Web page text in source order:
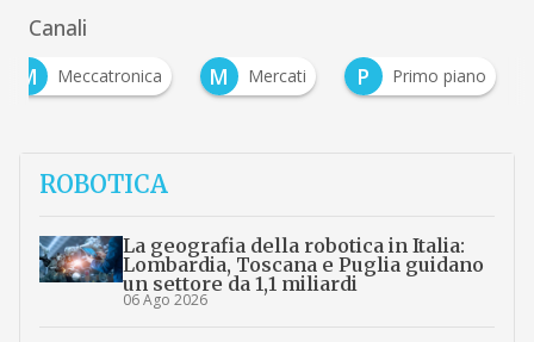
Canali
M
Meccatronica M Mercati P Primo piano
ROBOTICA
La geografia della robotica in Italia:
Lombardia, Toscana e Puglia guidano
un settore da 1,1 miliardi
06 Ago 2026